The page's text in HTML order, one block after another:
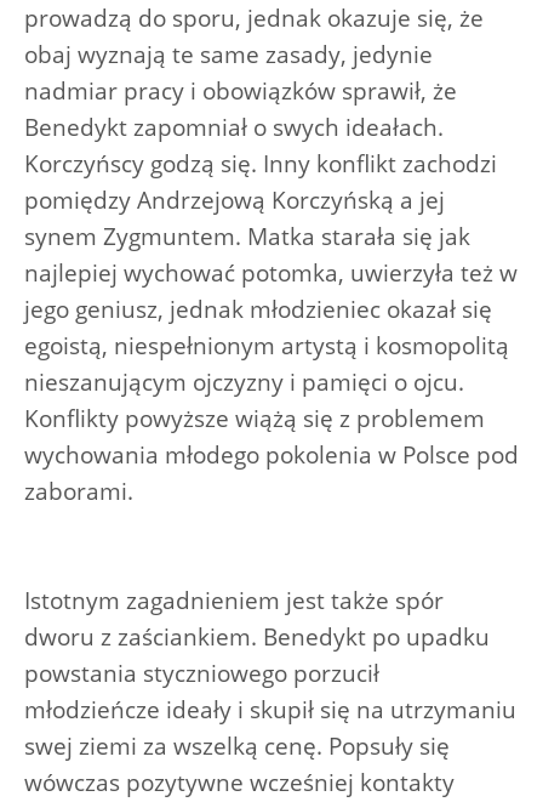
prowadzą do sporu, jednak okazuje się, że
obaj wyznają te same zasady, jedynie
nadmiar pracy i obowiązków sprawił, że
Benedykt zapomniał o swych ideałach.
Korczyńscy godzą się. Inny konflikt zachodzi
pomiędzy Andrzejową Korczyńską a jej
synem Zygmuntem. Matka starała się jak
najlepiej wychować potomka, uwierzyła też w
jego geniusz, jednak młodzieniec okazał się
egoistą, niespełnionym artystą i kosmopolitą
nieszanującym ojczyzny i pamięci o ojcu.
Konflikty powyższe wiążą się z problemem
wychowania młodego pokolenia w Polsce pod
zaborami.
Istotnym zagadnieniem jest także spór
dworu z zaściankiem. Benedykt po upadku
powstania styczniowego porzucił
młodzieńcze ideały i skupił się na utrzymaniu
swej ziemi za wszelką cenę. Popsuły się
wówczas pozytywne wcześniej kontakty